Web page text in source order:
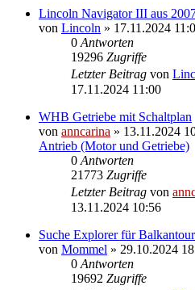
Lincoln Navigator III aus
von Lincoln » 17.11.2024
0 Antworten
19296 Zugriffe
Letzter Beitrag von
17.11.2024 11:00
WHB Getriebe mit Schaltplan
von anncarina » 13.11.2024
Antrieb (Motor und Getriebe)
0 Antworten
21773 Zugriffe
Letzter Beitrag von
13.11.2024 10:56
Suche Explorer für Balkantour
von Mommel » 29.10.2024
0 Antworten
19692 Zugriffe